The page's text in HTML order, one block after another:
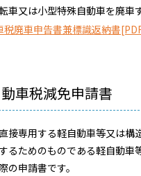
車又は小型特殊自動車を廃車
税廃車申告書兼標識返納書
車税減免申請書
接専用する軽自動車等又は構
るためのものである軽自動車
の申請書です。